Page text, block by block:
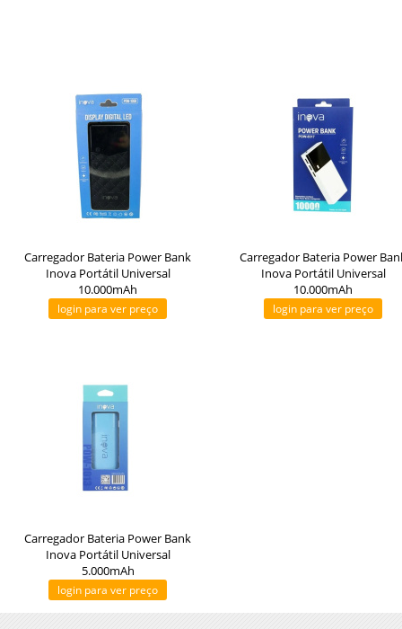
Carregador Bateria Power Bank
Inova Portátil Universal
10.000mAh
login para ver preço
Carregador Bateria Power
Inova Portátil Universal
10.000mAh
login para ver preço
Carregador Bateria Power Bank
Inova Portátil Universal
5.000mAh
login para ver preço